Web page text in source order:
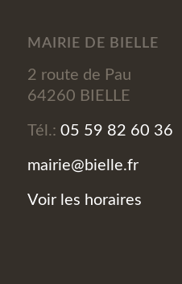
MAIRIE DE BIELLE
2 route de Pau
64260 BIELLE
Tél.: 05 59 82 60 36
mairie@bielle.fr
Voir les horaires